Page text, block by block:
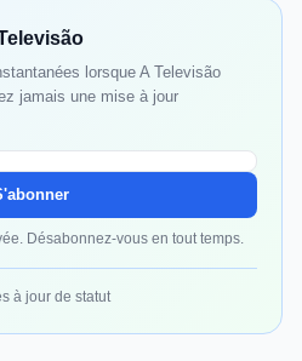
lorsque A Televisão
jamais une mise à jour
Désabonnez-vous en tout temps.
à jour de statut